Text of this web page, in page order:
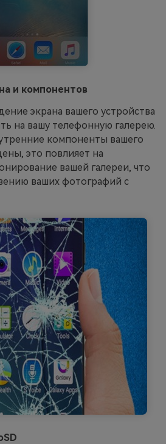
и компонентов
экрана вашего устройства
на вашу телефонную галерею.
компоненты вашего
это повлияет на
вашей галереи, что
ваших фотографий с